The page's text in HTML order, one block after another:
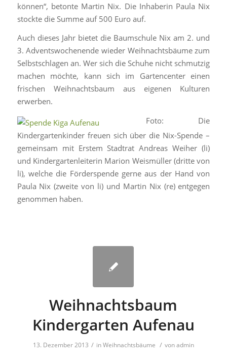
können“, betonte Martin Nix. Die Inhaberin Paula Nix
stockte die Summe auf 500 Euro auf.
Auch dieses Jahr bietet die Baumschule Nix am 2. und
3. Adventswochenende wieder Weihnachtsbäume zum
Selbstschlagen an. Wer sich die Schuhe nicht schmutzig
machen möchte, kann sich im Gartencenter einen
frischen Weihnachtsbaum aus eigenen Kulturen
erwerben.
Foto: Die
Kindergartenkinder freuen sich über die Nix-Spende –
gemeinsam mit Erstem Stadtrat Andreas Weiher (li)
und Kindergartenleiterin Marion Weismüller (dritte von
li), welche die Förderspende gerne aus der Hand von
Paula Nix (zweite von li) und Martin Nix (re) entgegen
genommen haben.
Weihnachtsbaum
Kindergarten Aufenau
13. Dezember 2013 / inWeihnachtsbäume / vonadmin